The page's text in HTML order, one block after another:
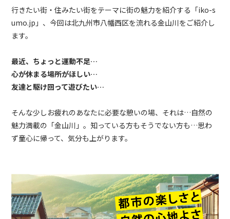
行きたい街・住みたい街をテーマに街の魅力を紹介する「iko-s
umo.jp」、今回は北九州市八幡西区を流れる金山川をご紹介し
ます。
最近、ちょっと運動不足…
心が休まる場所がほしい…
友達と駆け回って遊びたい…
そんな少しお疲れのあなたに必要な憩いの場、それは…自然の
魅力満載の「金山川」。知っている方もそうでない方も…思わ
ず童心に帰って、気分も上がります。